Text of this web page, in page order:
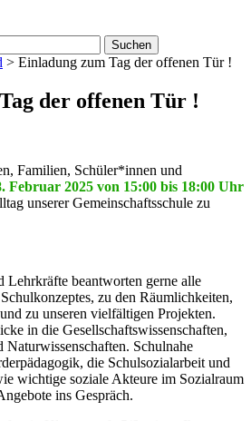
> Einladung zum Tag der offenen Tür !
der offenen Tür !
Familien, Schüler*innen und
Februar 2025 von 15:00 bis 18:00 Uhr
unserer Gemeinschaftsschule zu
Lehrkräfte beantworten gerne alle
zu den Räumlichkeiten,
zu unseren vielfältigen Projekten.
in die Gesellschaftswissenschaften,
Naturwissenschaften. Schulnahe
die Schulsozialarbeit und
wichtige soziale Akteure im Sozialraum
ins Gespräch.